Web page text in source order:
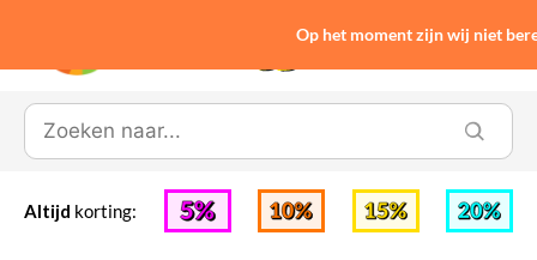
0
Altijd korting:
Op het moment zijn wij niet